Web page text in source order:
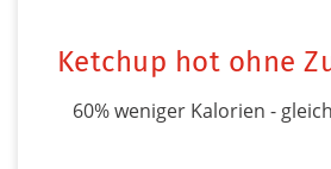
Ketchup hot ohne
60% weniger Kalorien -